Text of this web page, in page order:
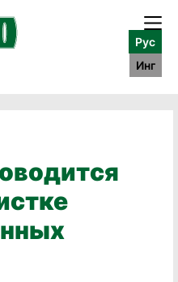
Рус
Инг